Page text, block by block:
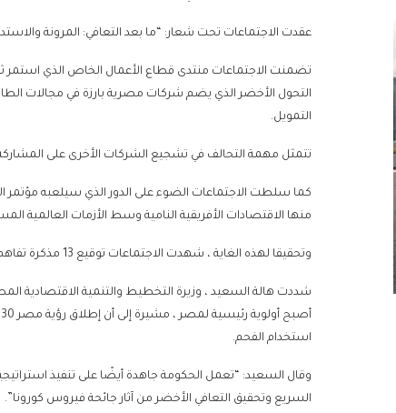
عقدت الاجتماعات تحت شعار: “ما بعد التعافي: المرونة
تضمنت الاجتماعات منتدى قطاع الأعمال الخاص الذي استمر
التحول الأخضر الذي يضم شركات مصرية بارزة في مجالات الطاقة
التمويل.
تتمثل مهمة التحالف في تشجيع الشركات الأخرى على
منها الاقتصادات الأفريقية النامية وسط الأزمات العالمية
وتحقيقا لهذه الغاية ، شهدت الاجتماعات توقيع 13 مذكرة تفاهم وخطاب نوايا ، فضلا عن تحبير 50 ​​وثيقة تعاون بين البنك والدول الأعضاء فيه.
شددت هالة السعيد ، وزيرة التخطيط والتنمية الاقتصادية
استخدام الفحم.
وقال السعيد: “تعمل الحكومة جاهدة أيضًا على تنفيذ
السريع وتحقيق التعافي الأخضر من آثار جائحة فيروس كورونا”.